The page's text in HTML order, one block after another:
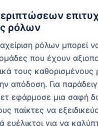
ρόλων
ρόλων μπορεί
που έχουν
τους καθορισμένους
απόδοση. Για
εφάρμοσε μια σαφή
παίκτες να
ευέλικτοι για να